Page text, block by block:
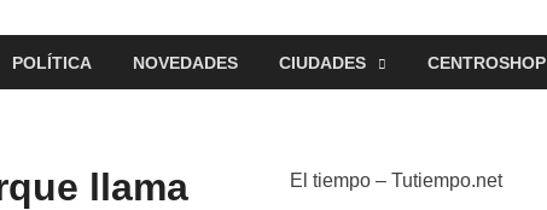
POLÍTICA NOVEDADES CIUDADES CENTROSHOP
llama
El tiempo – Tutiempo.net